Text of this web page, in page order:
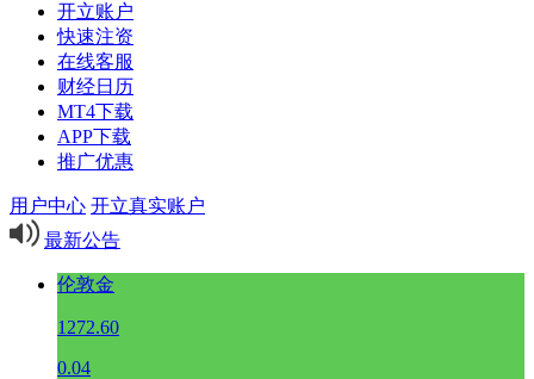
开立账户
快速注资
在线客服
财经日历
MT4下载
APP下载
推广优惠
用户中心 开立真实账户
最新公告
伦敦金
1272.60
0.04